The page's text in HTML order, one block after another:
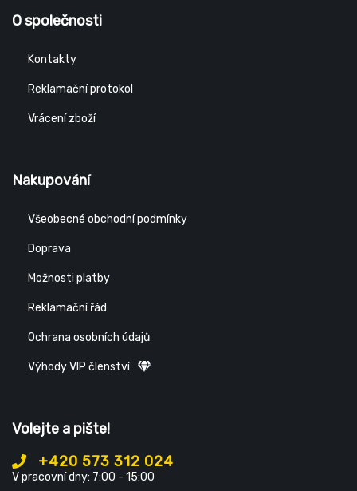
O společnosti
Kontakty
Reklamační protokol
Vrácení zboží
Nakupování
Všeobecné obchodní podmínky
Doprava
Možnosti platby
Reklamační řád
Ochrana osobních údajů
Výhody VIP členství
Volejte a pište!
+420 573 312 024
V pracovní dny: 7:00 - 15:00